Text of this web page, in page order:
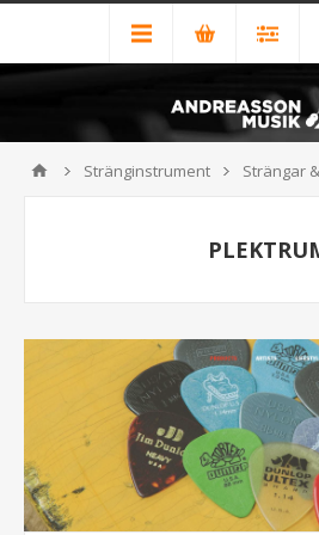
Stränginstrument Strängar